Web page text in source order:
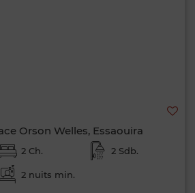
Orson Welles, Essaouira
2 Ch. 2 Sdb.
2 nuits min.